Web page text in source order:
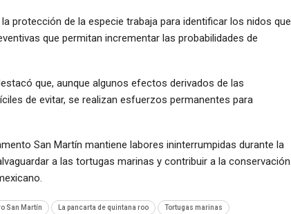
protección de la especie trabaja para identificar los nidos que
que permitan incrementar las probabilidades de
que, aunque algunos efectos derivados de las
de evitar, se realizan esfuerzos permanentes para
San Martín mantiene labores ininterrumpidas durante la
a las tortugas marinas y contribuir a la conservación
San Martín La pancarta de quintana roo Tortugas marinas